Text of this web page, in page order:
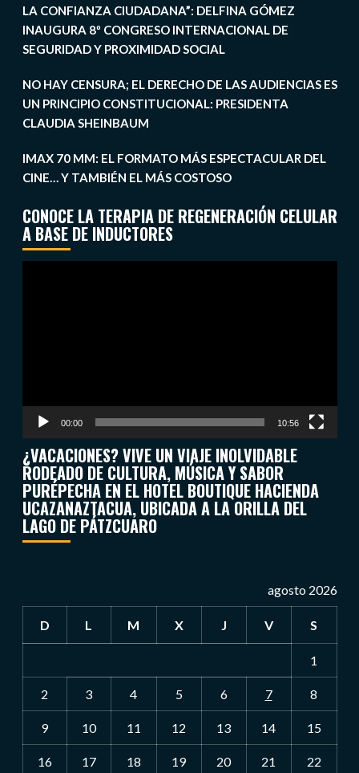
LA CONFIANZA CIUDADANA”: DELFINA GÓMEZ
INAUGURA 8º CONGRESO INTERNACIONAL DE
SEGURIDAD Y PROXIMIDAD SOCIAL
NO HAY CENSURA; EL DERECHO DE LAS AUDIENCIAS ES
UN PRINCIPIO CONSTITUCIONAL: PRESIDENTA
CLAUDIA SHEINBAUM
IMAX 70 MM: EL FORMATO MÁS ESPECTACULAR DEL
CINE… Y TAMBIÉN EL MÁS COSTOSO
CONOCE LA TERAPIA DE REGENERACIÓN CELULAR
A BASE DE INDUCTORES
00:00 10:56
¿VACACIONES? VIVE UN VIAJE INOLVIDABLE
RODEADO DE CULTURA, MÚSICA Y SABOR
PURÉPECHA EN EL HOTEL BOUTIQUE HACIENDA
UCAZANAZTACUA, UBICADA A LA ORILLA DEL
LAGO DE PÁTZCUARO
agosto 2026
D L M X J V S
1
2 3 4 5 6 7 8
9 10 11 12 13 14 15
16 17 18 19 20 21 22